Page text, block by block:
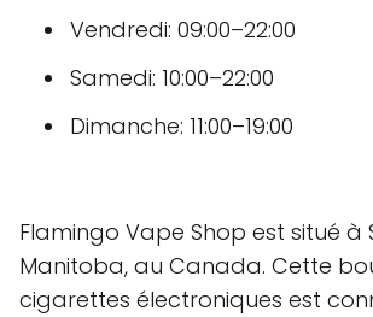
Vendredi: 09:00–22:00
Samedi: 10:00–22:00
Dimanche: 11:00–19:00
Flamingo Vape Shop est situé à
Manitoba, au Canada. Cette
cigarettes électroniques est